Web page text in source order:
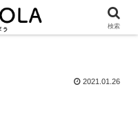
2021.01.26
検索